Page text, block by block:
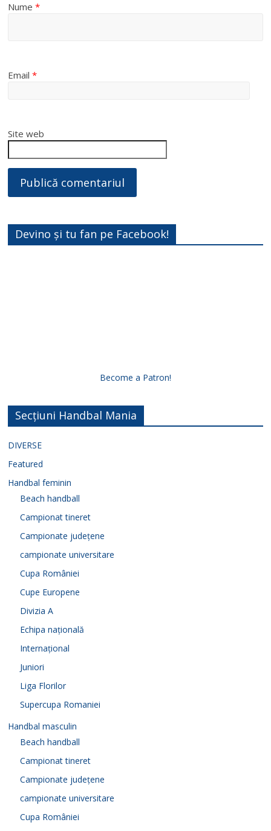
Nume*
Email*
Site web
Devino și tu fan pe Facebook!
Become a Patron!
Secțiuni Handbal Mania
DIVERSE
Featured
Handbal feminin
Beach handball
Campionat tineret
Campionate județene
campionate universitare
Cupa României
Cupe Europene
Divizia A
Echipa națională
Internațional
Juniori
Liga Florilor
Supercupa Romaniei
Handbal masculin
Beach handball
Campionat tineret
Campionate județene
campionate universitare
Cupa României